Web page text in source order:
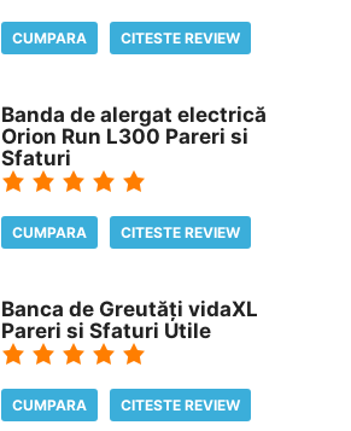
CUMPARA CITESTE REVIEW
Banda de alergat electrică
Orion Run L300 Pareri si
Sfaturi
CUMPARA CITESTE REVIEW
Banca de Greutăți vidaXL
Pareri si Sfaturi Utile
CUMPARA CITESTE REVIEW